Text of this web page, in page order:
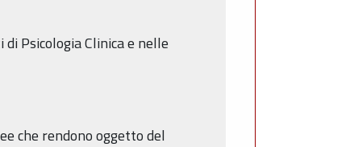
Psicologia Clinica e nelle
che rendono oggetto del